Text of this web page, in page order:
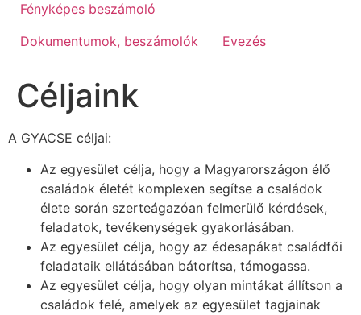
Fényképes beszámoló
Dokumentumok, beszámolók
Evezés
Céljaink
A GYACSE céljai:
Az egyesület célja, hogy a Magyarországon élő
családok életét komplexen segítse a családok
élete során szerteágazóan felmerülő kérdések,
feladatok, tevékenységek gyakorlásában.
Az egyesület célja, hogy az édesapákat családfői
feladataik ellátásában bátorítsa, támogassa.
Az egyesület célja, hogy olyan mintákat állítson a
családok felé, amelyek az egyesület tagjainak